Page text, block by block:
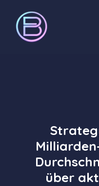
Inhalt
springen
über